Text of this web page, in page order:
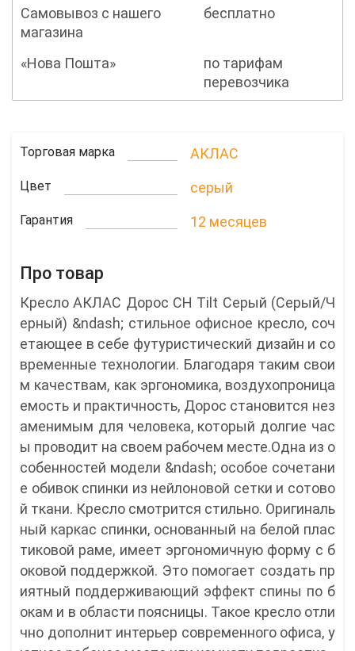
Самовывоз с нашего
магазина
бесплатно
«Нова Пошта»
по тарифам
перевозчика
Торговая марка АКЛАС
Цвет серый
Гарантия 12 месяцев
Про товар
Кресло АКЛАС Дорос CH Tilt Серый (Серый/Ч
ерный) &ndash; стильное офисное кресло, соч
етающее в себе футуристический дизайн и со
временные технологии. Благодаря таким свои
м качествам, как эргономика, воздухопроница
емость и практичность, Дорос становится нез
аменимым для человека, который долгие час
ы проводит на своем рабочем месте.Одна из о
собенностей модели &ndash; особое сочетани
е обивок спинки из нейлоновой сетки и сотово
й ткани. Кресло смотрится стильно. Оригиналь
ный каркас спинки, основанный на белой плас
тиковой раме, имеет эргономичную форму с б
оковой поддержкой. Это помогает создать пр
иятный поддерживающий эффект спины по б
окам и в области поясницы. Такое кресло отли
чно дополнит интерьер современного офиса, у